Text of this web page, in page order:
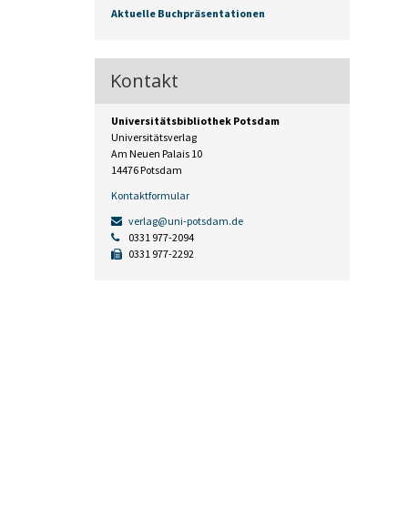
Aktuelle Buchpräsentationen
Kontakt
Universitätsbibliothek Potsdam
Universitätsverlag
Am Neuen Palais 10
14476 Potsdam
Kontaktformular
verlag@uni-potsdam.de
0331 977-2094
0331 977-2292